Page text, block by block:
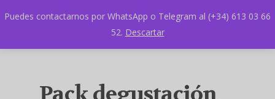
Puedes contactarnos por WhatsApp o Telegram al (+34) 613 03 66
52. Descartar